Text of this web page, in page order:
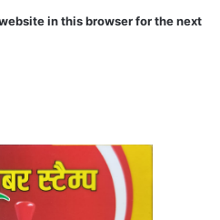
in this browser for the next